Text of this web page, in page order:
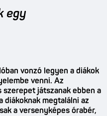
egy
vonzó legyen a diákok
venni. Az
játszanak ebben a
diákoknak megtalálni az
a versenyképes órabér,